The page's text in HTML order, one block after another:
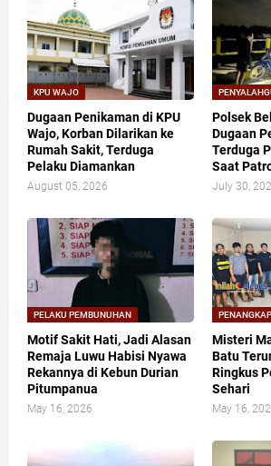
KPU WAJO
Dugaan Penikaman di KPU
Wajo, Korban Dilarikan ke
Rumah Sakit, Terduga
Pelaku Diamankan
August 05, 2026
Polsek
Dugaan
Terduga
Saat
July 30,
PELAKU PEMBUNUHAN
Motif Sakit Hati, Jadi Alasan
Remaja Luwu Habisi Nyawa
Rekannya di Kebun Durian
Pitumpanua
May 16, 2026
Misteri
Batu
Ringkus
Sehari
May 16,